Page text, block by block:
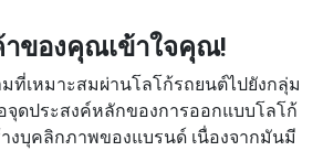
ของคุณเข้าใจคุณ!
ที่เหมาะสมผ่านโลโก้รถยนต์ไปยังกลุ่ม
ดประสงค์หลักของการออกแบบโลโก้
งบุคลิกภาพของแบรนด์ เนื่องจากมันมี